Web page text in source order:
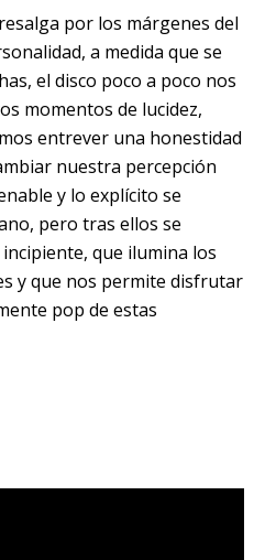
por los márgenes del
a medida que se
el disco poco a poco nos
momentos de lucidez,
entrever una honestidad
nuestra percepción
y lo explícito se
pero tras ellos se
que ilumina los
y que nos permite disfrutar
pop de estas